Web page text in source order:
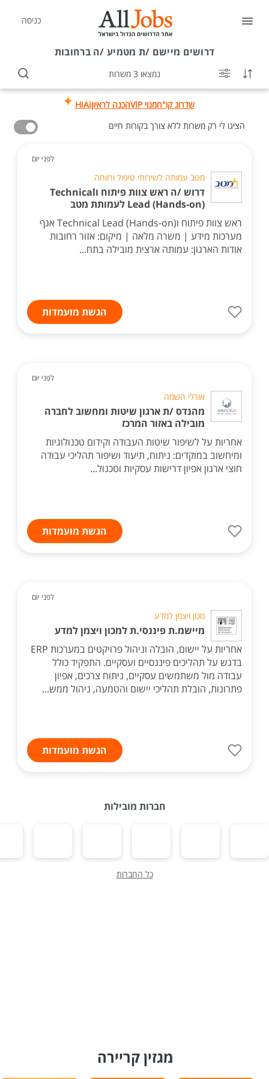
כניסה
דרושים מיישם /ת מטמיע /ה ברחובות
נמצאו 3 משרות
שדרוג קו"חמנוי VIP הכנה לראיוןHiAi
הציגו לי רק משרות ללא צורך בקורות חיים
לפני יום
מטב עמותה לשירותי טיפול ורווחה
דרוש /ה ראש צוות פיתוח וTechnical
Lead (Hands-on) לעמותת מטב
ראש צוות פיתוח וTechnical Lead (Hands-on) אגף
מערכות מידע | משרה מלאה | מיקום: אזור רחובות
אודות הארגון: עמותה ארצית מובילה בתח...
הגשת מועמדות
לפני יום
אורלי השמה
מהנדס /ת ארגון שיטות ומחשוב לחברה
מובילה באזור המרכז
אחריות על לשיפור שיטות העבודה וקידום טכנולוגיות
ומיחשוב במוקדים: ניתוח, תיעוד ושיפור תהליכי עבודה
חוצי ארגון אפיון דרישות עסקיות וטכנול...
הגשת מועמדות
לפני יום
מכון ויצמן למדע
מיישמ.ת פיננסי.ת למכון ויצמן למדע
אחריות על יישום, הובלה וניהול פרויקטים במערכות ERP
בדגש על תהליכים פיננסיים ועסקיים. התפקיד כולל
עבודה מול משתמשים עסקיים, ניתוח צרכים, אפיון
פתרונות, הובלת תהליכי יישום והטמעה, ניהול ממש...
הגשת מועמדות
חברות מובילות
כל החברות
מגזין קריירה